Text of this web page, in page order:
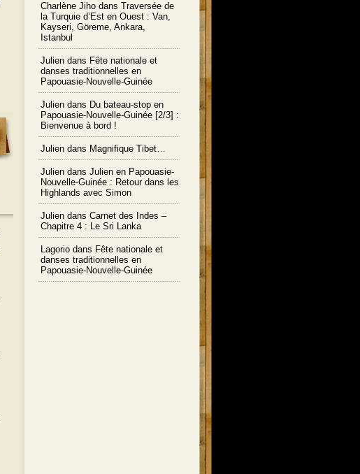
Charlène Jiho dans Traversée de
la Turquie d’Est en Ouest : Van,
Kayseri, Göreme, Ankara,
Istanbul
Julien dans Fête nationale et
danses traditionnelles en
Papouasie-Nouvelle-Guinée
Julien dans Du bateau-stop en
Papouasie-Nouvelle-Guinée [2/3] :
Bienvenue à bord !
Julien dans Magnifique Tibet…
Julien dans Julien en Papouasie-
Nouvelle-Guinée : Retour dans les
Highlands avec Simon
Julien dans Carnet des Indes –
Chapitre 4 : Le Sri Lanka
Lagorio dans Fête nationale et
danses traditionnelles en
Papouasie-Nouvelle-Guinée